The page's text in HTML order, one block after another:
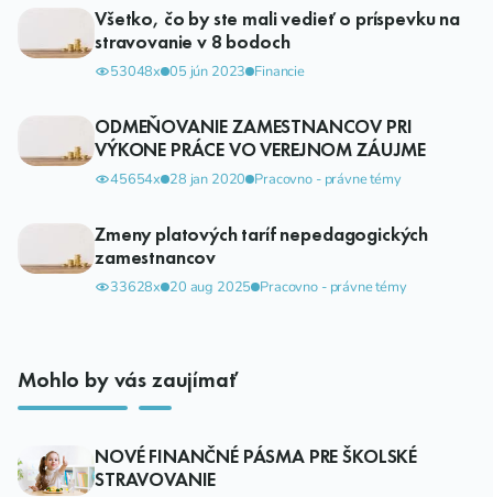
Všetko, čo by ste mali vedieť o príspevku na
stravovanie v 8 bodoch
53048x 05 jún 2023 Financie
ODMEŇOVANIE ZAMESTNANCOV PRI
VÝKONE PRÁCE VO VEREJNOM ZÁUJME
45654x 28 jan 2020 Pracovno - právne témy
Zmeny platových taríf nepedagogických
zamestnancov
33628x 20 aug 2025 Pracovno - právne témy
Mohlo by vás zaujímať
NOVÉ FINANČNÉ PÁSMA PRE ŠKOLSKÉ
STRAVOVANIE